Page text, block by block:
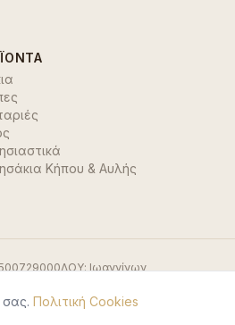
Κήπου & Αυλής
ΔΟΥ: Ιωαννίνων
σας. Πολιτική Cookies